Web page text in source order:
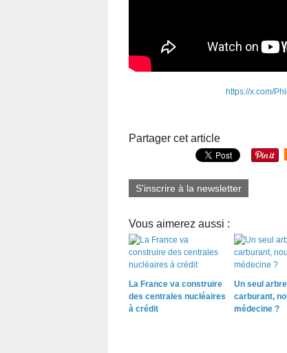
https://x.com/
Partager cet article
S'inscrire à la newsletter
Vous aimerez aussi :
La France va construire
des centrales nucléaires
à crédit
Un seul
carburant,
médecine ?